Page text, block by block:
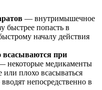
— внутримышечное
быстрее попасть в
началу действия
всасываются при
некоторые медикаменты
или плохо всасываться
непосредственно в